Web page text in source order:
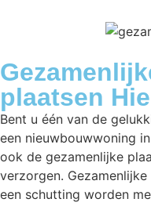
plaatsen
Bent u één van de
een nieuwbouwwoning
ook de gezamenlijke
verzorgen.
een schutting worden